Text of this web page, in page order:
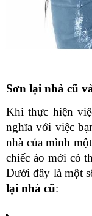
Sơn lại nhà cũ
Khi thực hiện
nghĩa với việc
nhà của mình
chiếc áo mới có
Dưới đây là một
lại nhà cũ: